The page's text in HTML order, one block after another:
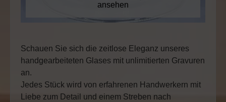
ansehen
Schauen Sie sich die zeitlose Eleganz unseres
handgearbeiteten Glases mit unlimitierten Gravuren
an.
Jedes Stück wird von erfahrenen Handwerkern mit
Liebe zum Detail und einem Streben nach